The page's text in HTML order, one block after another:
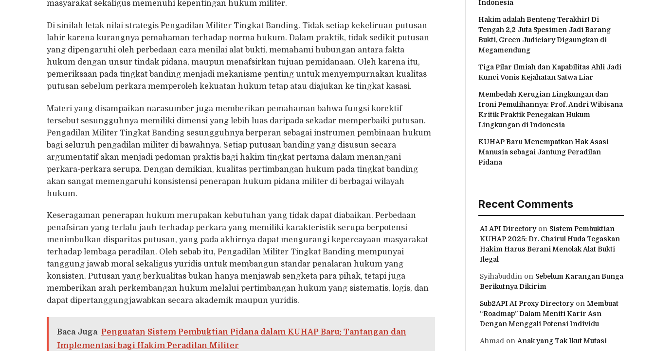
masyarakat sekaligus memenuhi kepentingan hukum militer.
Di sinilah letak nilai strategis Pengadilan Militer Tingkat Banding. Tidak setiap kekeliruan putusan
lahir karena kurangnya pemahaman terhadap norma hukum. Dalam praktik, tidak sedikit putusan
yang dipengaruhi oleh perbedaan cara menilai alat bukti, memahami hubungan antara fakta
hukum dengan unsur tindak pidana, maupun menafsirkan tujuan pemidanaan. Oleh karena itu,
pemeriksaan pada tingkat banding menjadi mekanisme penting untuk menyempurnakan kualitas
putusan sebelum perkara memperoleh kekuatan hukum tetap atau diajukan ke tingkat kasasi.
Materi yang disampaikan narasumber juga memberikan pemahaman bahwa fungsi korektif
tersebut sesungguhnya memiliki dimensi yang lebih luas daripada sekadar memperbaiki putusan.
Pengadilan Militer Tingkat Banding sesungguhnya berperan sebagai instrumen pembinaan hukum
bagi seluruh pengadilan militer di bawahnya. Setiap putusan banding yang disusun secara
argumentatif akan menjadi pedoman praktis bagi hakim tingkat pertama dalam menangani
perkara-perkara serupa. Dengan demikian, kualitas pertimbangan hukum pada tingkat banding
akan sangat memengaruhi konsistensi penerapan hukum pidana militer di berbagai wilayah
hukum.
Keseragaman penerapan hukum merupakan kebutuhan yang tidak dapat diabaikan. Perbedaan
penafsiran yang terlalu jauh terhadap perkara yang memiliki karakteristik serupa berpotensi
menimbulkan disparitas putusan, yang pada akhirnya dapat mengurangi kepercayaan masyarakat
terhadap lembaga peradilan. Oleh sebab itu, Pengadilan Militer Tingkat Banding mempunyai
tanggung jawab moral sekaligus yuridis untuk membangun standar penalaran hukum yang
konsisten. Putusan yang berkualitas bukan hanya menjawab sengketa para pihak, tetapi juga
memberikan arah perkembangan hukum melalui pertimbangan hukum yang sistematis, logis, dan
dapat dipertanggungjawabkan secara akademik maupun yuridis.
Baca Juga Penguatan Sistem Pembuktian Pidana dalam KUHAP Baru: Tantangan dan
Implementasi bagi Hakim Peradilan Militer
Indonesia
Hakim adalah Benteng Terakhir! Di
Tengah 2,2 Juta Spesimen Jadi Barang
Bukti, Green Judiciary Digaungkan di
Megamendung
Tiga Pilar Ilmiah dan Kapabilitas Ahli Jadi
Kunci Vonis Kejahatan Satwa Liar
Membedah Kerugian Lingkungan dan
Ironi Pemulihannya: Prof. Andri Wibisana
Kritik Praktik Penegakan Hukum
Lingkungan di Indonesia
KUHAP Baru Menempatkan Hak Asasi
Manusia sebagai Jantung Peradilan
Pidana
Recent Comments
AI API Directoryon Sistem Pembuktian
KUHAP 2025: Dr. Chairul Huda Tegaskan
Hakim Harus Berani Menolak Alat Bukti
Ilegal
Syihabuddin on Sebelum Karangan Bunga
Berikutnya Dikirim
Sub2API AI Proxy Directoryon Membuat
“Roadmap” Dalam Meniti Karir Asn
Dengan Menggali Potensi Individu
Ahmad on Anak yang Tak Ikut Mutasi